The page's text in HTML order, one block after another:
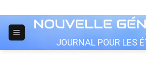
to
content
JOURNAL POUR LES